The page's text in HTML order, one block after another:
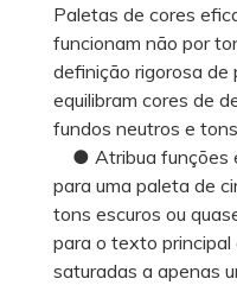
Paletas de cores
funcionam não por
definição rigorosa de
equilibram cores de
fundos neutros e
● Atribua funções
para uma paleta de
tons escuros ou
para o texto principal
saturadas a apenas